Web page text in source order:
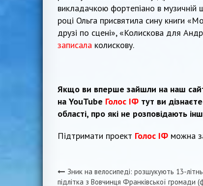
викладачкою фортепіано в музичній
році Ольга присвятила сину книги
друзі по сцені», «Колискова для
записала колискову.
Якщо ви вперше зайшли на наш сайт
на YouTube Голос ІФ тут ви
області, про які не розповідають
Підтримати проект Голос ІФ можна
Зник на велосипеді: розшукують 13-
підлітка з Вовчинця Франківської громади